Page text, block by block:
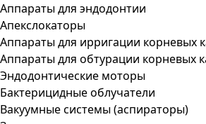
Аппараты для эндодонтии
Апекслокаторы
Аппараты для ирригации корневых
Аппараты для обтурации корневых
Эндодонтические моторы
Бактерицидные облучатели
Вакуумные системы (аспираторы)